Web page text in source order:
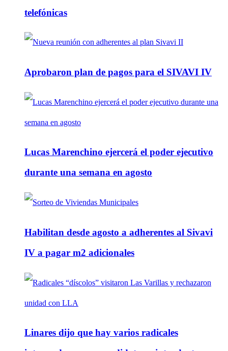
telefónicas
Aprobaron plan de pagos para el SIVAVI IV
Lucas Marenchino ejercerá el poder ejecutivo
durante una semana en agosto
Habilitan desde agosto a adherentes al Sivavi
IV a pagar m2 adicionales
Linares dijo que hay varios radicales